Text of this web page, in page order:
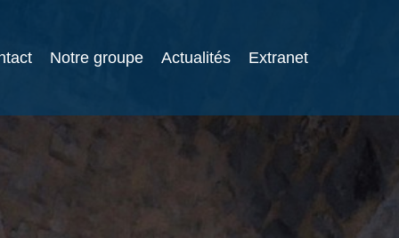
Notre groupe Actualités Extranet